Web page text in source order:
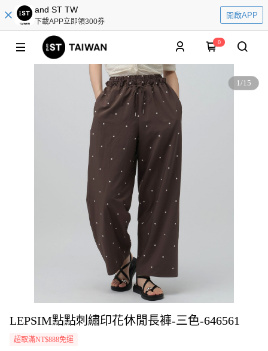
and ST TW
下載APP立即領300券
開啟APP
0
1/15
LEPSIM點點刺繡印花休閒長褲-三色-646561
超取滿NT$888免運